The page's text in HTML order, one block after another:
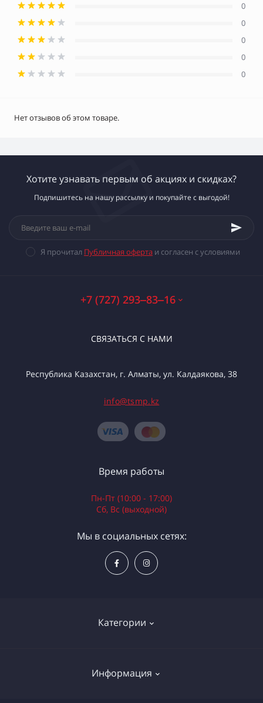
0
0
0
0
0
Нет отзывов об этом товаре.
Хотите узнавать первым об акциях и скидках?
Подпишитесь на нашу рассылку и покупайте с выгодой!
Я прочитал Публичная оферта и согласен с условиями
+7 (727) 293‒83‒16
СВЯЗАТЬСЯ С НАМИ
Республика Казахстан, г. Алматы, ул. Калдаякова, 38
info@tsmp.kz
Категории
Электроинструменты
Информация
Время работы
Пн-Пт (10:00 - 17:00)
Сб, Вс (выходной)
Мы в социальных сетях: